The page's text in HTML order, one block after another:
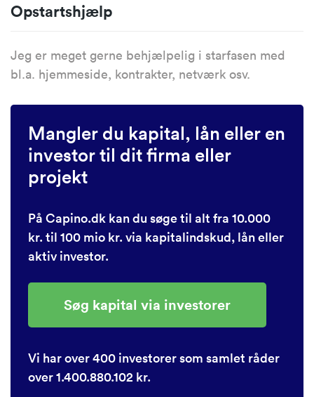
Opstartshjælp
Jeg er meget gerne behjælpelig i starfasen med
bl.a. hjemmeside, kontrakter, netværk osv.
Mangler du kapital, lån eller en
investor til dit firma eller
projekt
På Capino.dk kan du søge til alt fra 10.000
kr. til 100 mio kr. via kapitalindskud, lån eller
aktiv investor.
Søg kapital via investorer
Vi har over 400 investorer som samlet råder
over 1.400.880.102 kr.